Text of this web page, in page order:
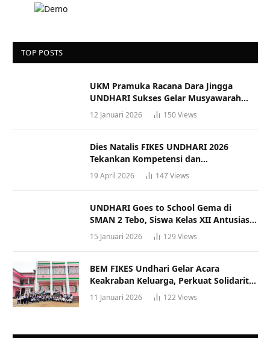
TOP POSTS
UKM Pramuka Racana Dara Jingga
UNDHARI Sukses Gelar Musyawarah
Racana
12 Januari 2026 150Views
Dies Natalis FIKES UNDHARI 2026
Tekankan Kompetensi dan
Profesionalisme Tenaga Kesehatan
19 April 2026 147Views
UNDHARI Goes to School Gema di
SMAN 2 Tebo, Siswa Kelas XII Antusias
Ikuti Sosialisasi Kampus Berkualitas
15 Januari 2026 129 Views
BEM FIKES Undhari Gelar Acara
Keakraban Keluarga, Perkuat Solidaritas
dan Gaya Hidup Sehat
11 Januari 2026 122Views